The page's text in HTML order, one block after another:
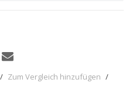
/ Zum Vergleich hinzufügen /